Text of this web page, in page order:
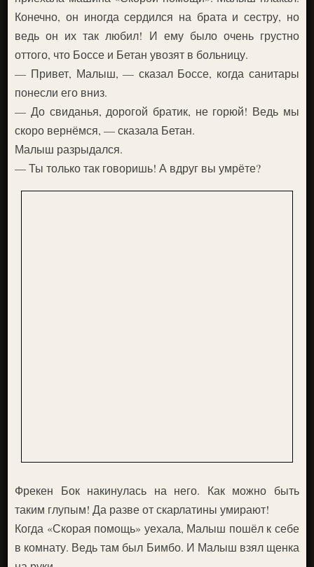
Конечно, он иногда сердился на брата и сестру, но
ведь он их так любил! И ему было очень грустно
оттого, что Боссе и Бетан увозят в больницу.
— Привет, Малыш, — сказал Боссе, когда санитары
понесли его вниз.
— До свиданья, дорогой братик, не горюй! Ведь мы
скоро вернёмся, — сказала Бетан.
Малыш разрыдался.
— Ты только так говоришь! А вдруг вы умрёте?
Фрекен Бок накинулась на него. Как можно быть
таким глупым! Да разве от скарлатины умирают!
Когда «Скорая помощь» уехала, Малыш пошёл к себе
в комнату. Ведь там был Бимбо. И Малыш взял щенка